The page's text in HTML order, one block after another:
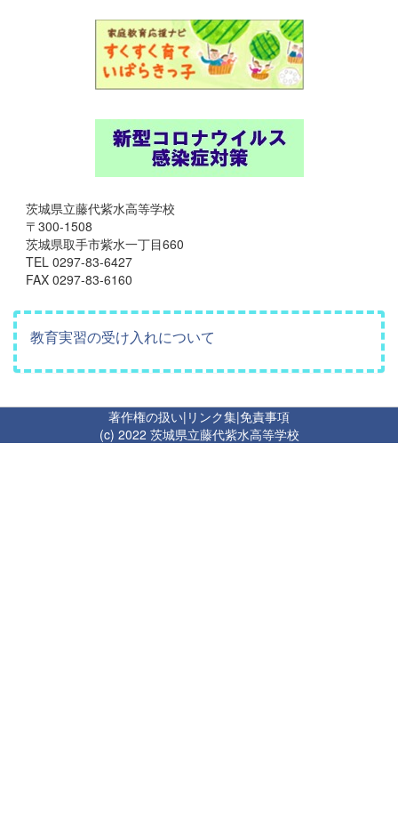
茨城県立藤代紫水高等学校
〒300-1508
茨城県取手市紫水一丁目660
TEL 0297-83-6427
FAX 0297-83-6160
教育実習の受け入れについて
著作権の扱い| リンク集|免責事項
(c) 2022 茨城県立藤代紫水高等学校